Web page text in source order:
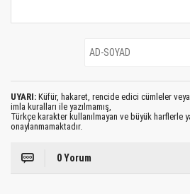
UYARI: Küfür, hakaret, rencide edici cümleler
imla kuralları ile yazılmamış,
Türkçe karakter kullanılmayan ve büyük harflerle
onaylanmamaktadır.
0 Yorum